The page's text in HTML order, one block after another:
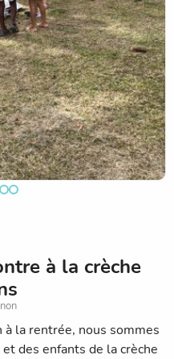
à la crèche
à la rentrée, nous sommes
des enfants de la crèche